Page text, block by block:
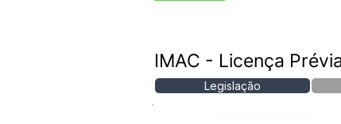
IMAC - Licença
Legislação